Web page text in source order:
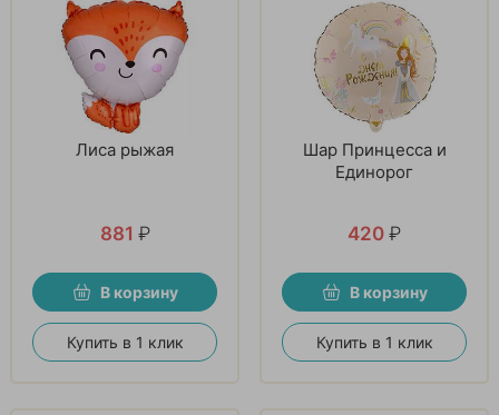
Лиса рыжая
881 ₽
В корзину
Купить в 1 клик
Шар Принцесса и
Единорог
420 ₽
В корзину
Купить в 1 клик